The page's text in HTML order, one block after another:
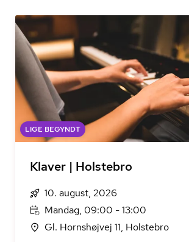
LIGE BEGYNDT
Klaver | Holstebro
10. august, 2026
Mandag, 09:00 - 13:00
Gl. Hornshøjvej 11, Holstebro